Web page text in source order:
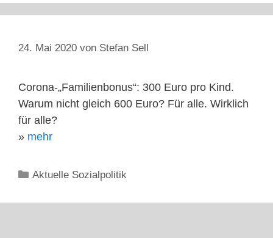
24. Mai 2020 von Stefan Sell
Corona-„Familienbonus“: 300 Euro pro Kind.
Warum nicht gleich 600 Euro? Für alle. Wirklich
für alle?
» mehr
Kategorien
Aktuelle Sozialpolitik